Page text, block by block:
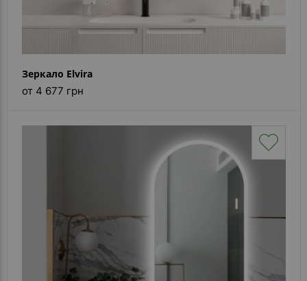
Зеркало Elvira
от 4 677 грн